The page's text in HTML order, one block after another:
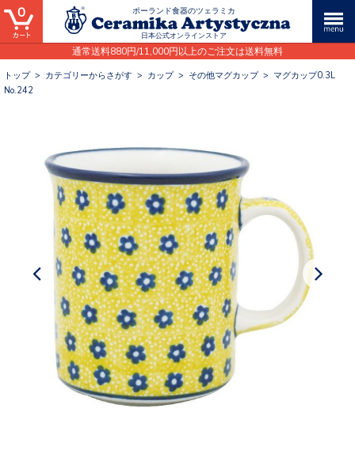
ポーランド食器のツェラミカ
日本公式オンラインストア
通常送料880円/11,000円以上のご注文は送料無料
0
トップ> カテゴリーからさがす > カップ> その他マグカップ> マグカップ0.3L
No.242